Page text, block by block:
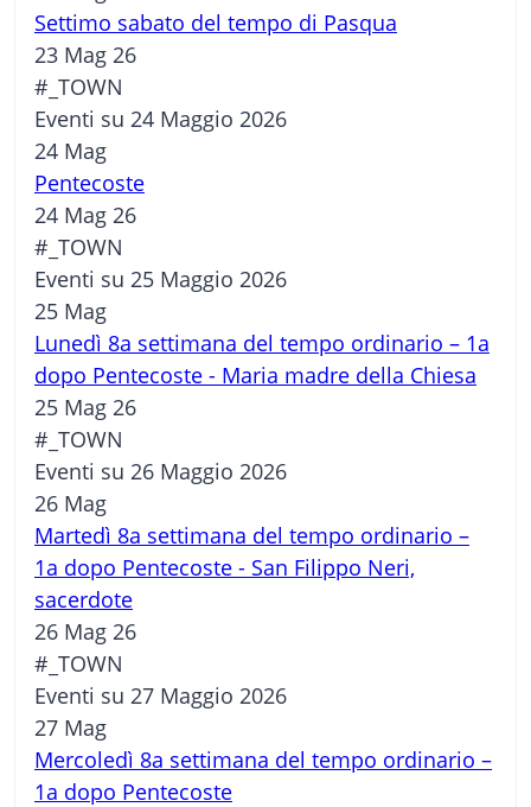
Settimo sabato del tempo di Pasqua
23 Mag 26
#_TOWN
Eventi su 24 Maggio 2026
24 Mag
Pentecoste
24 Mag 26
#_TOWN
Eventi su 25 Maggio 2026
25 Mag
Lunedì 8a settimana del tempo ordinario – 1a
dopo Pentecoste - Maria madre della Chiesa
25 Mag 26
#_TOWN
Eventi su 26 Maggio 2026
26 Mag
Martedì 8a settimana del tempo ordinario –
1a dopo Pentecoste - San Filippo Neri,
sacerdote
26 Mag 26
#_TOWN
Eventi su 27 Maggio 2026
27 Mag
Mercoledì 8a settimana del tempo ordinario –
1a dopo Pentecoste